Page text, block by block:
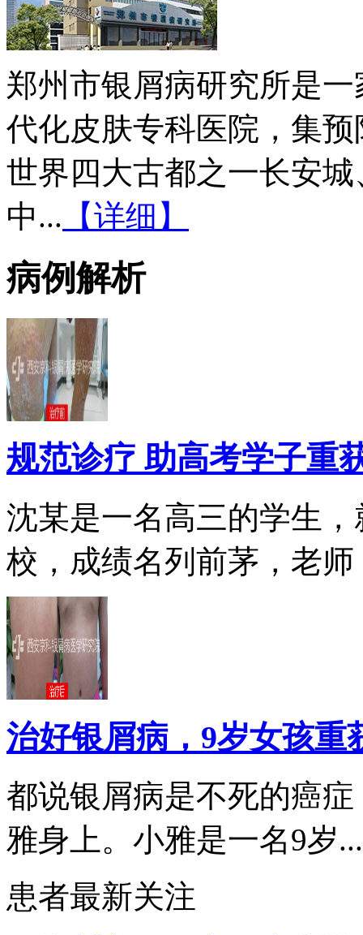
郑州市银屑病研究所是
代化皮肤专科医院，集
世界四大古都之一长安
中... 【详细】
病例解析
规范诊疗 助高考学子重
沈某是一名高三的学生
校，成绩名列前茅，老师
治好银屑病，9岁女孩重
都说银屑病是不死的癌
雅身上。小雅是一名9岁...
患者最新关注